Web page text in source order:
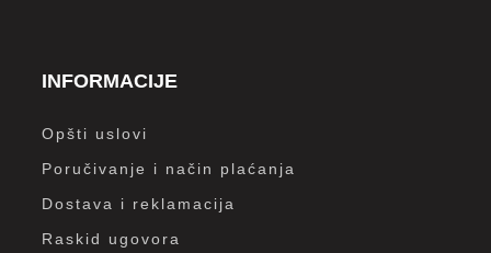
INFORMACIJE
Opšti uslovi
Poručivanje i način plaćanja
Dostava i reklamacija
Raskid ugovora